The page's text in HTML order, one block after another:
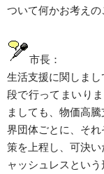
ついて何かお考えの
市長：
生活支援に関しま
段で行ってまいり
ましても、物価高
界団体ごとに、そ
策を上程し、可決
ャッシュレスとい